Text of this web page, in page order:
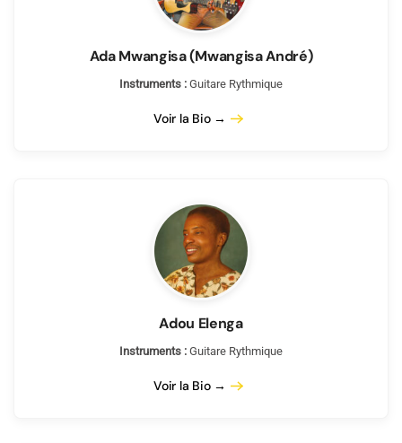
Ada Mwangisa (Mwangisa André)
Instruments : Guitare Rythmique
Voir la Bio →
Adou Elenga
Instruments : Guitare Rythmique
Voir la Bio →